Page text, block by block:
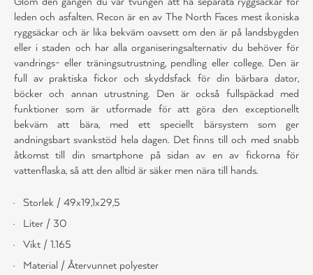
leden och asfalten. Recon är en av The North Faces mest ikoniska
ryggsäckar och är lika bekväm oavsett om den är på landsbygden
eller i staden och har alla organiseringsalternativ du behöver för
vandrings- eller träningsutrustning, pendling eller college. Den är
full av praktiska fickor och skyddsfack för din bärbara dator,
böcker och annan utrustning. Den är också fullspäckad med
funktioner som är utformade för att göra den exceptionellt
bekväm att bära, med ett speciellt bärsystem som ger
andningsbart svankstöd hela dagen. Det finns till och med snabb
åtkomst till din smartphone på sidan av en av fickorna för
vattenflaska, så att den alltid är säker men nära till hands.
Storlek / 49x19,1x29,5
Liter / 30
Vikt / 1.165
Material / Återvunnet polyester